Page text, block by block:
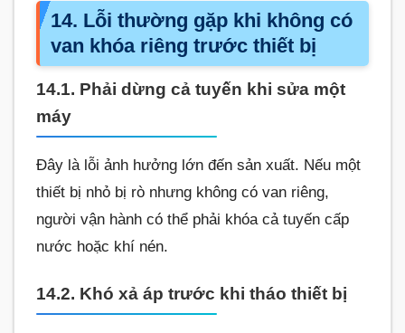
14. Lỗi thường gặp khi không có
van khóa riêng trước thiết bị
14.1. Phải dừng cả tuyến khi sửa một
máy
Đây là lỗi ảnh hưởng lớn đến sản xuất. Nếu một
thiết bị nhỏ bị rò nhưng không có van riêng,
người vận hành có thể phải khóa cả tuyến cấp
nước hoặc khí nén.
14.2. Khó xả áp trước khi tháo thiết bị